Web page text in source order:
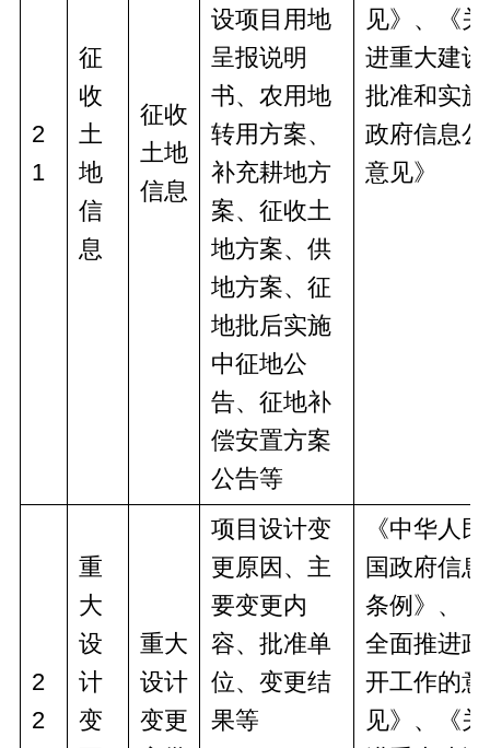
2
1
征
收
土
地
信
息
征收
土地
信息
设项目用地
呈报说明
书、农用地
转用方案、
补充耕地方
案、征收土
地方案、供
地方案、征
地批后实施
中征地公
告、征地补
偿安置方案
公告等
见》、《
进重大建
批准和实
政府信息
意见》
2
2
重
大
设
计
变
重大
设计
变更
项目设计变
更原因、主
要变更内
容、批准单
位、变更结
果等
《中华人
国政府信
条例》、
全面推进
开工作的意
见》、《